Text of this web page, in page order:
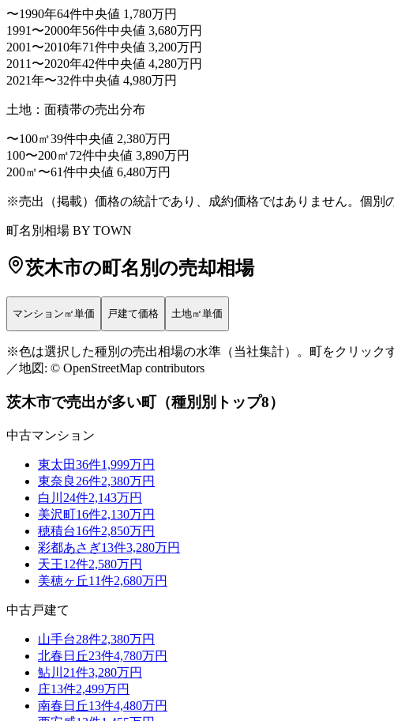
〜1990年64件中央値 1,780万円
1991〜2000年56件中央値 3,680万円
2001〜2010年71件中央値 3,200万円
2011〜2020年42件中央値 4,280万円
2021年〜32件中央値 4,980万円
土地：面積帯の売出分布
〜100㎡39件中央値 2,380万円
100〜200㎡72件中央値 3,890万円
200㎡〜61件中央値 6,480万円
※売出（掲載）価格の統計であり、成約価格ではありません。個
町名別相場 BY TOWN
茨木市の町名別の売却相場
マンション㎡単価 戸建て価格 土地㎡単価
+
マンション㎡単価（赤=高い・青=安い）
36万〜53万
23万〜30万
データ少
※色は選択した種別の売出相場の水準（当社集計）。町をクリック
／地図: © OpenStreetMap contributors
茨木市で売出が多い町（種別別トップ8）
中古マンション
東太田36件1,999万円
東奈良 26件2,380万円
白川 24件2,143万円
美沢町16件2,130万円
穂積台16件2,850万円
彩都あさぎ13件3,280万円
天王12件2,580万円
美穂ヶ丘11件2,680万円
中古戸建て
山手台28件2,380万円
北春日丘23件4,780万円
鮎川 21件3,280万円
庄13件2,499万円
南春日丘13件4,480万円